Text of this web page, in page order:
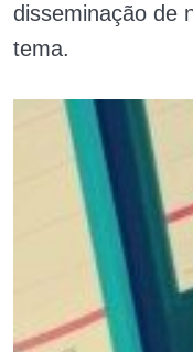
disseminação de
tema.